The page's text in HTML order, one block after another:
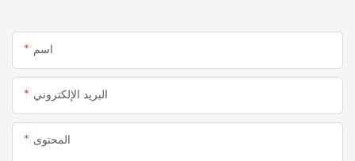
اسم
البريد الإلكتروني
المحتوى